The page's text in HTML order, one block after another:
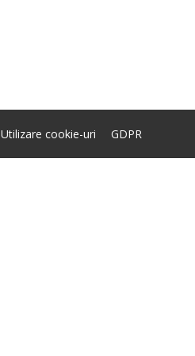
Utilizare cookie-uri GDPR